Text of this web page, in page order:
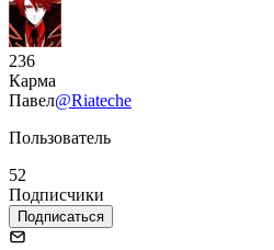
236
Карма
Павел@Riateche
Пользователь
52
Подписчики
Подписаться